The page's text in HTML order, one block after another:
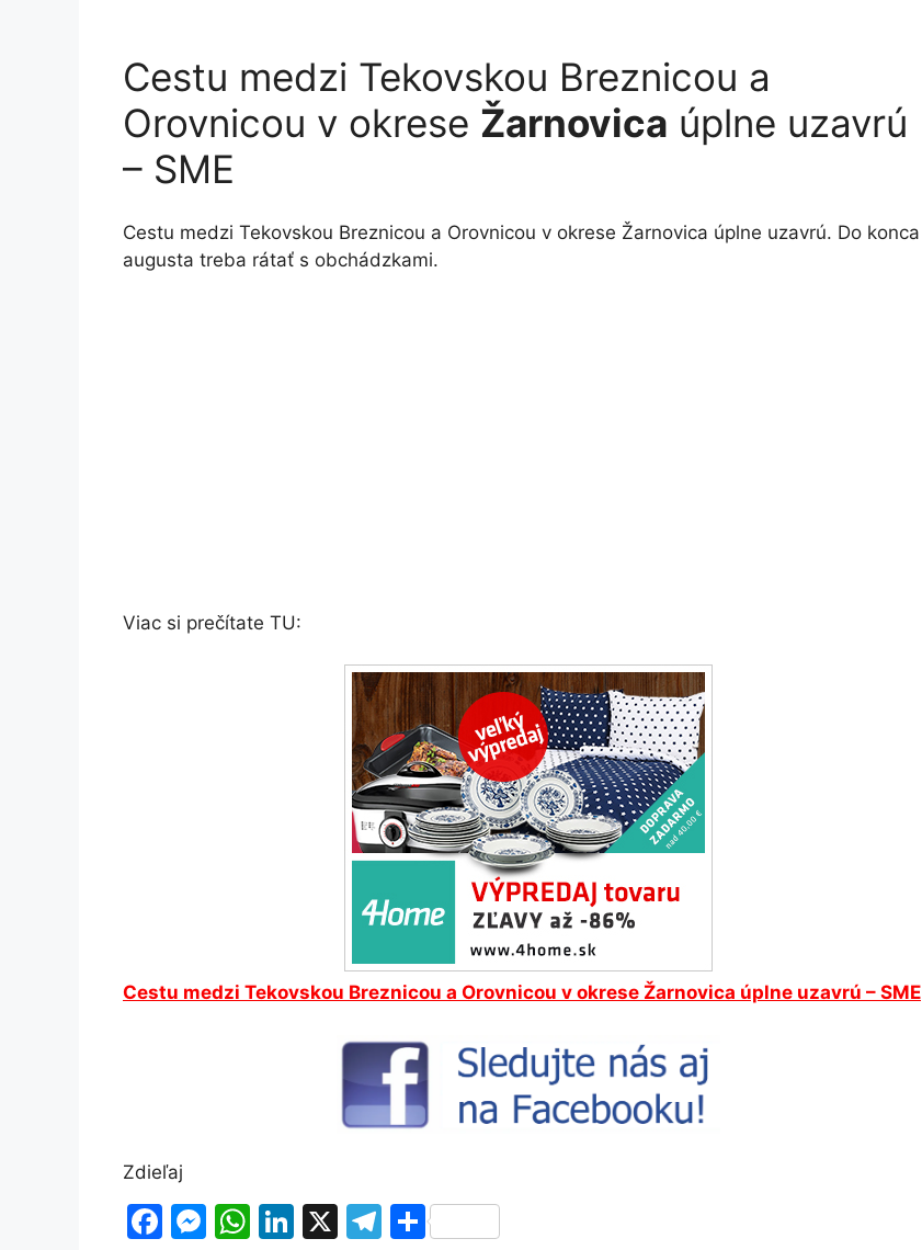
Cestu medzi Tekovskou Breznicou a
Orovnicou v okrese Žarnovica úplne uzavrú
– SME
Cestu medzi Tekovskou Breznicou a Orovnicou v okrese Žarnovica úplne uzavrú. Do konca
augusta treba rátať s obchádzkami.
Viac si prečítate TU:
Cestu medzi Tekovskou Breznicou a Orovnicou v okrese Žarnovica úplne uzavrú – SME
Zdieľaj
F
M W Li X
T S